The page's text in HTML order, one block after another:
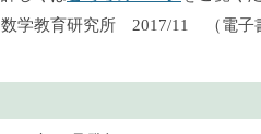
数学教育研究所 2017/11 （電子